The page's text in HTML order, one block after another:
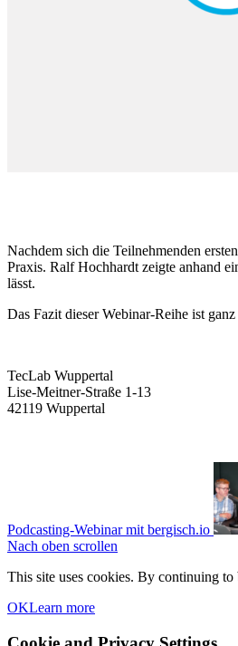
Nachdem sich die Teilnehmenden
Praxis. Ralf Hochhardt zeigte anhand
lässt.
Das Fazit dieser Webinar-Reihe ist
TecLab Wuppertal
Lise-Meitner-Straße 1-13
42119 Wuppertal
Podcasting-Webinar mit bergisch.io
Nach oben scrollen
This site uses cookies. By continuing
OKLearn more